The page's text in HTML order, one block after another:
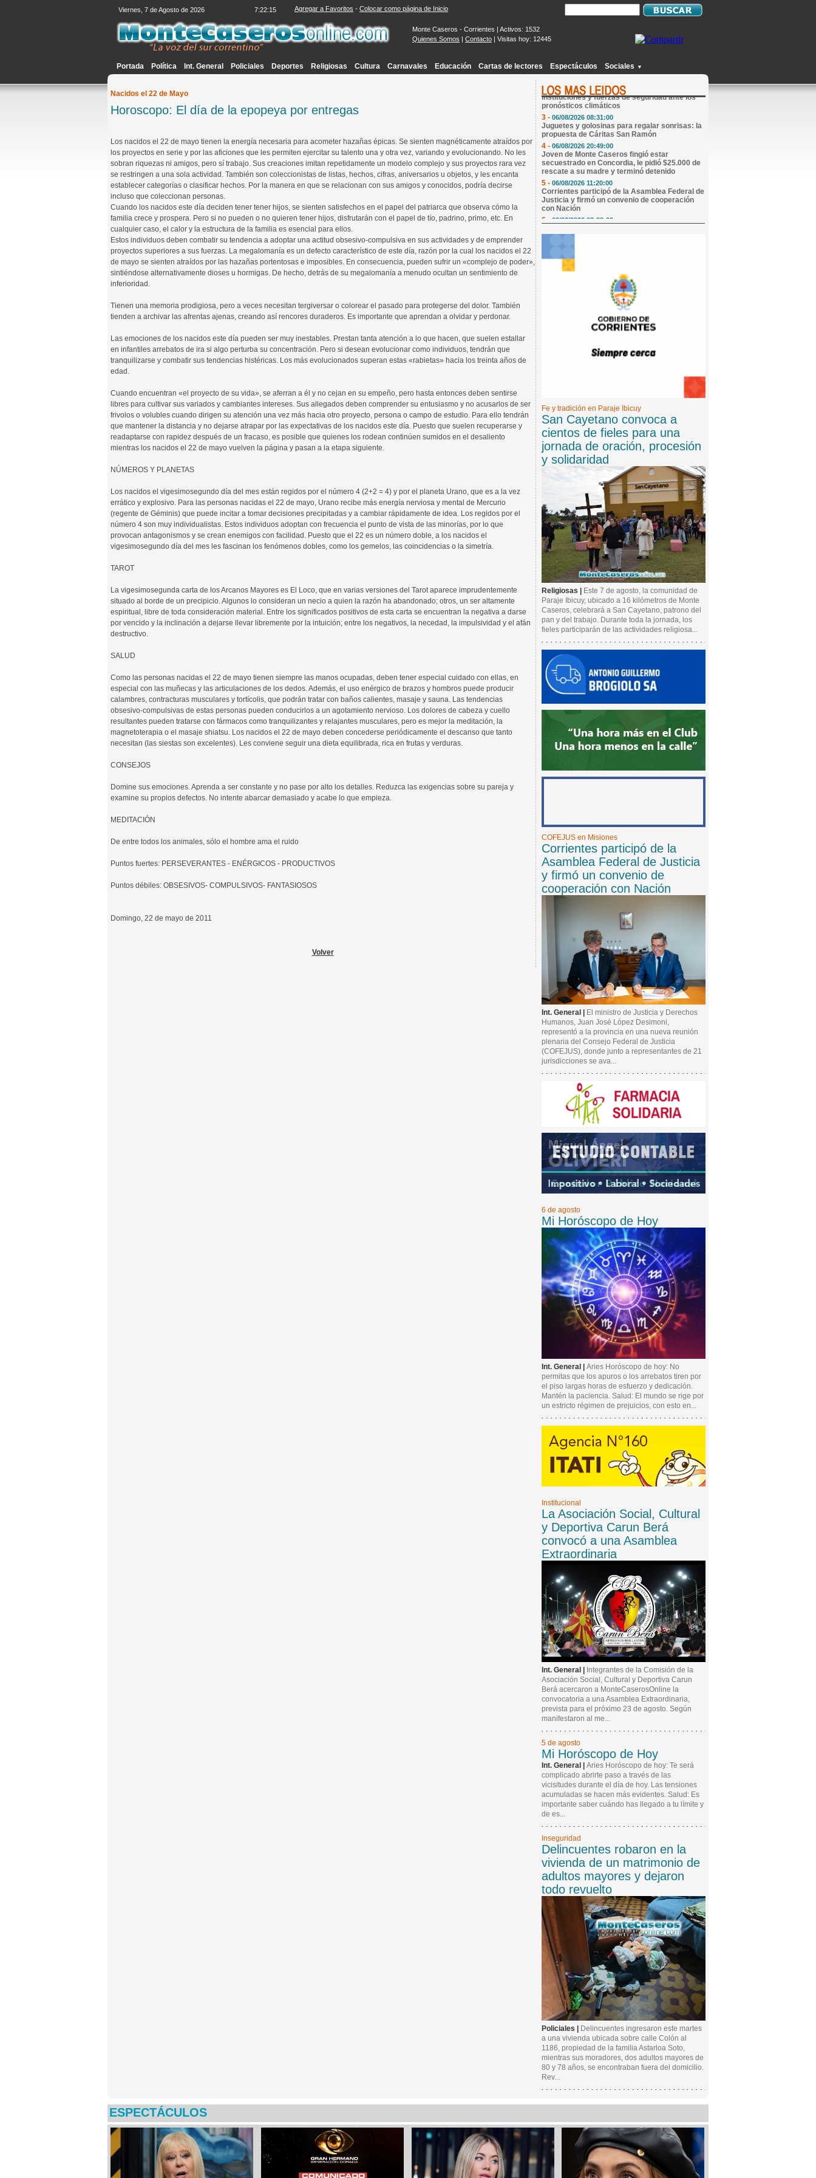
Viernes, 7 de Agosto de 2026 7:22:16 Agregar a Favoritos - Colocar como página de Inicio
Monte Caseros - Corrientes | Activos: 1532
Quienes Somos | Contacto | Visitas hoy: 12445
Portada Política Int. General Policiales Deportes Religiosas Cultura Carnavales Educación Cartas de lectores Espectáculos Sociales ▼
Nacidos el 22 de Mayo
Horoscopo: El día de la epopeya por entregas
Los nacidos el 22 de mayo tienen la energía necesaria para acometer hazañas épicas. Se sienten magnéticamente atraídos por
los proyectos en serie y por las aficiones que les permiten ejercitar su talento una y otra vez, variando y evolucionando. No les
sobran riquezas ni amigos, pero sí trabajo. Sus creaciones imitan repetidamente un modelo complejo y sus proyectos rara vez
se restringen a una sola actividad. También son coleccionistas de listas, hechos, cifras, aniversarios u objetos, y les encanta
establecer categorías o clasificar hechos. Por la manera en que se relacionan con sus amigos y conocidos, podría decirse
incluso que coleccionan personas.
Cuando los nacidos este día deciden tener tener hijos, se sienten satisfechos en el papel del patriarca que observa cómo la
familia crece y prospera. Pero si no pueden o no quieren tener hijos, disfrutarán con el papel de tío, padrino, primo, etc. En
cualquier caso, el calor y la estructura de la familia es esencial para ellos.
Estos individuos deben combatir su tendencia a adoptar una actitud obsesivo-compulsiva en sus actividades y de emprender
proyectos superiores a sus fuerzas. La megalomanía es un defecto característico de este día, razón por la cual los nacidos el 22
de mayo se sienten atraídos por las hazañas portentosas e imposibles. En consecuencia, pueden sufrir un «complejo de poder»,
sintiéndose alternativamente dioses u hormigas. De hecho, detrás de su megalomanía a menudo ocultan un sentimiento de
inferioridad.
Tienen una memoria prodigiosa, pero a veces necesitan tergiversar o colorear el pasado para protegerse del dolor. También
tienden a archivar las afrentas ajenas, creando así rencores duraderos. Es importante que aprendan a olvidar y perdonar.
Las emociones de los nacidos este día pueden ser muy inestables. Prestan tanta atención a lo que hacen, que suelen estallar
en infantiles arrebatos de ira si algo perturba su concentración. Pero si desean evolucionar como individuos, tendrán que
tranquilizarse y combatir sus tendencias histéricas. Los más evolucionados superan estas «rabietas» hacia los treinta años de
edad.
Cuando encuentran «el proyecto de su vida», se aferran a él y no cejan en su empeño, pero hasta entonces deben sentirse
libres para cultivar sus variados y cambiantes intereses. Sus allegados deben comprender su entusiasmo y no acusarlos de ser
frivolos o volubles cuando dirigen su atención una vez más hacia otro proyecto, persona o campo de estudio. Para ello tendrán
que mantener la distancia y no dejarse atrapar por las expectativas de los nacidos este día. Puesto que suelen recuperarse y
readaptarse con rapidez después de un fracaso, es posible que quienes los rodean continúen sumidos en el desaliento
mientras los nacidos el 22 de mayo vuelven la página y pasan a la etapa siguiente.
NÚMEROS Y PLANETAS
Los nacidos el vigesimosegundo día del mes están regidos por el número 4 (2+2 = 4) y por el planeta Urano, que es a la vez
errático y explosivo. Para las personas nacidas el 22 de mayo, Urano recibe más energía nerviosa y mental de Mercurio
(regente de Géminis) que puede incitar a tomar decisiones precipitadas y a cambiar rápidamente de idea. Los regidos por el
número 4 son muy individualistas. Estos individuos adoptan con frecuencia el punto de vista de las minorías, por lo que
provocan antagonismos y se crean enemigos con facilidad. Puesto que el 22 es un número doble, a los nacidos el
vigesimosegundo día del mes les fascinan los fenómenos dobles, como los gemelos, las coincidencias o la simetría.
TAROT
La vigesimosegunda carta de los Arcanos Mayores es El Loco, que en varias versiones del Tarot aparece imprudentemente
situado al borde de un precipicio. Algunos lo consideran un necio a quien la razón ha abandonado; otros, un ser altamente
espiritual, libre de toda consideración material. Entre los significados positivos de esta carta se encuentran la negativa a darse
por vencido y la inclinación a dejarse llevar libremente por la intuición; entre los negativos, la necedad, la impulsividad y el afán
destructivo.
SALUD
Como las personas nacidas el 22 de mayo tienen siempre las manos ocupadas, deben tener especial cuidado con ellas, en
especial con las muñecas y las articulaciones de los dedos. Además, el uso enérgico de brazos y hombros puede producir
calambres, contracturas musculares y tortícolis, que podrán tratar con baños calientes, masaje y sauna. Las tendencias
obsesivo-compulsivas de estas personas pueden conducirlos a un agotamiento nervioso. Los dolores de cabeza y cuello
resultantes pueden tratarse con fármacos como tranquilizantes y relajantes musculares, pero es mejor la meditación, la
magnetoterapia o el masaje shiatsu. Los nacidos el 22 de mayo deben concederse periódicamente el descanso que tanto
necesitan (las siestas son excelentes). Les conviene seguir una dieta equilibrada, rica en frutas y verduras.
CONSEJOS
Domine sus emociones. Aprenda a ser constante y no pase por alto los detalles. Reduzca las exigencias sobre su pareja y
examine su propios defectos. No intente abarcar demasiado y acabe lo que empieza.
MEDITACIÓN
De entre todos los animales, sólo el hombre ama el ruido
Puntos fuertes: PERSEVERANTES - ENÉRGICOS - PRODUCTIVOS
Puntos débiles: OBSESIVOS- COMPULSIVOS- FANTASIOSOS
Domingo, 22 de mayo de 2011
Volver
2 -06/08/2026 13:57:00
instituciones y fuerzas de seguridad ante los
pronósticos climáticos
3 -06/08/2026 08:31:00
Juguetes y golosinas para regalar sonrisas: la
propuesta de Cáritas San Ramón
4 -06/08/2026 20:49:00
Joven de Monte Caseros fingió estar
secuestrado en Concordia, le pidió $25.000 de
rescate a su madre y terminó detenido
5 -06/08/2026 11:20:00
Corrientes participó de la Asamblea Federal de
Justicia y firmó un convenio de cooperación
con Nación
6 -06/08/2026 08:28:00
El Gobierno de Corrientes confirmó el
agosto
Gran Hermano: "Pico de estrés y preinfarto"
Bomba en Gran Hermano: Laura Ubfal apuntó
contra el reality y sorprendió con una fuerte
San Cayetano convoca a cientos de fieles para
una jornada de oración, procesión y solidaridad
Fe y tradición en Paraje Ibicuy
San Cayetano convoca a
cientos de fieles para una
jornada de oración, procesión
y solidaridad
Religiosas |
Este 7 de agosto, la comunidad de
Paraje Ibicuy, ubicado a 16 kilómetros de Monte
Caseros, celebrará a San Cayetano, patrono del
pan y del trabajo. Durante toda la jornada, los
fieles participarán de las actividades religiosa...
COFEJUS en Misiones
Corrientes participó de la
Asamblea Federal de Justicia
y firmó un convenio de
cooperación con Nación
Int. General |
El ministro de Justicia y Derechos
Humanos, Juan José López Desimoni,
representó a la provincia en una nueva reunión
plenaria del Consejo Federal de Justicia
(COFEJUS), donde junto a representantes de 21
jurisdicciones se ava...
6 de agosto
Mi Horóscopo de Hoy
Int. General | Aries Horóscopo de hoy: No
permitas que los apuros o los arrebatos tiren por
el piso largas horas de esfuerzo y dedicación.
Mantén la paciencia. Salud: El mundo se rige por
un estricto régimen de prejuicios, con esto en...
Institucional
La Asociación Social, Cultural
y Deportiva Carun Berá
convocó a una Asamblea
Extraordinaria
Int. General |
Integrantes de la Comisión de la
Asociación Social, Cultural y Deportiva Carun
Berá acercaron a MonteCaserosOnline la
convocatoria a una Asamblea Extraordinaria,
prevista para el próximo 23 de agosto. Según
manifestaron al me...
5 de agosto
Mi Horóscopo de Hoy
Int. General | Aries Horóscopo de hoy: Te será
complicado abrirte paso a través de las
vicisitudes durante el día de hoy. Las tensiones
acumuladas se hacen más evidentes. Salud: Es
importante saber cuándo has llegado a tu límite y
de es...
Inseguridad
Delincuentes robaron en la
vivienda de un matrimonio de
adultos mayores y dejaron
todo revuelto
Policiales |
Delincuentes ingresaron este martes
a una vivienda ubicada sobre calle Colón al
1186, propiedad de la familia Astarloa Soto,
mientras sus moradores, dos adultos mayores de
80 y 78 años, se encontraban fuera del domicilio.
Rev...
ESPECTÁCULOS